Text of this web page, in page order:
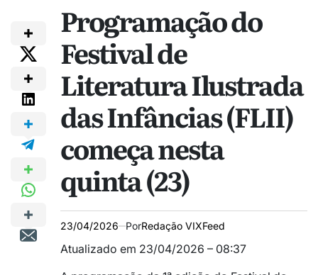
Programação do
Festival de
Literatura Ilustrada
das Infâncias (FLII)
começa nesta
quinta (23)
23/04/2026 PorRedação VIXFeed
Atualizado em 23/04/2026 – 08:37